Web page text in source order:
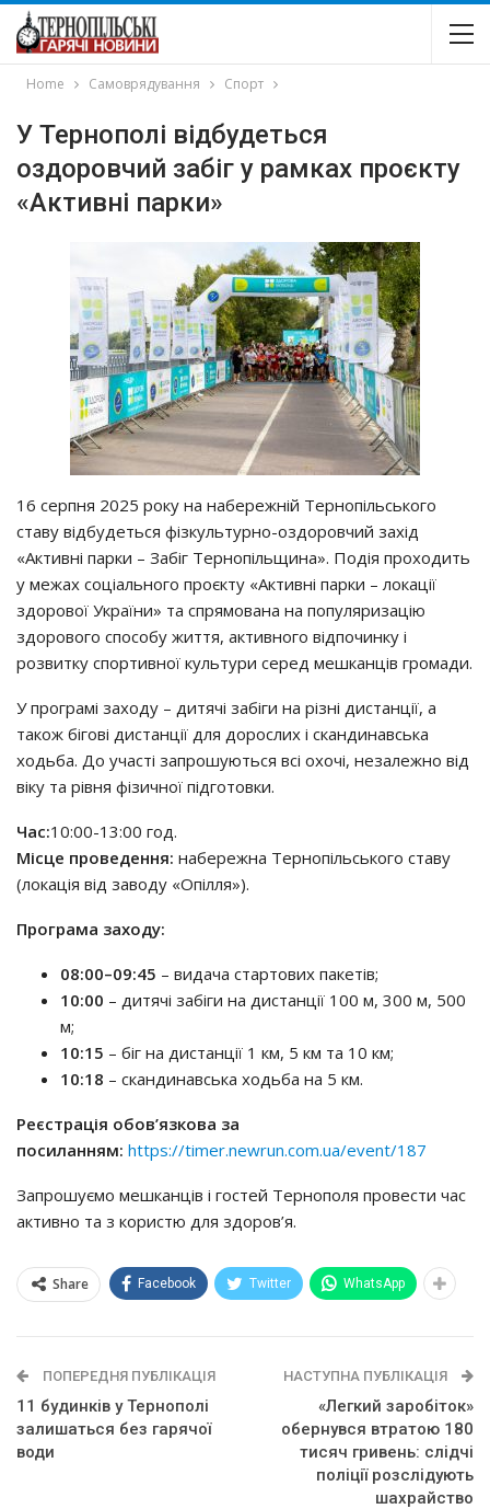
Home Самоврядування Спорт
У Тернополі відбудеться
оздоровчий забіг у рамках проєкту
«Активні парки»
16 серпня 2025 року на набережній Тернопільського
ставу відбудеться фізкультурно-оздоровчий захід
«Активні парки – Забіг Тернопільщина». Подія проходить
у межах соціального проєкту «Активні парки – локації
здорової України» та спрямована на популяризацію
здорового способу життя, активного відпочинку і
розвитку спортивної культури серед мешканців громади.
У програмі заходу – дитячі забіги на різні дистанції, а
також бігові дистанції для дорослих і скандинавська
ходьба. До участі запрошуються всі охочі, незалежно від
віку та рівня фізичної підготовки.
Час:10:00-13:00 год.
Місце проведення: набережна Тернопільського ставу
(локація від заводу «Опілля»).
Програма заходу:
08:00–09:45 – видача стартових пакетів;
10:00 – дитячі забіги на дистанції 100 м, 300 м, 500
м;
10:15 – біг на дистанції 1 км, 5 км та 10 км;
10:18 – скандинавська ходьба на 5 км.
Реєстрація обов’язкова за
посиланням: https://timer.newrun.com.ua/event/187
Запрошуємо мешканців і гостей Тернополя провести час
активно та з користю для здоров’я.
Share Facebook Twitter WhatsApp
ПОПЕРЕДНЯ ПУБЛІКАЦІЯ
11 будинків у Тернополі
залишаться без гарячої
води
НАСТУПНА ПУБЛІКАЦІЯ
«Легкий заробіток»
обернувся втратою 180
тисяч гривень: слідчі
поліції розслідують
шахрайство